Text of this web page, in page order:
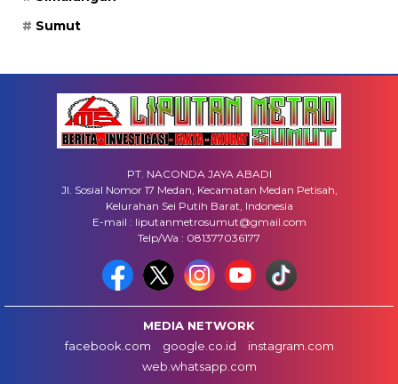
Sumut
PT. NACONDA JAYA ABADI
Jl. Sosial Nomor 17 Medan, Kecamatan Medan Petisah,
Kelurahan Sei Putih Barat, Indonesia
E-mail : liputanmetrosumut@gmail.com
Telp/Wa : 081377036177
MEDIA NETWORK
facebook.com
google.co.id
instagram.com
web.whatsapp.com